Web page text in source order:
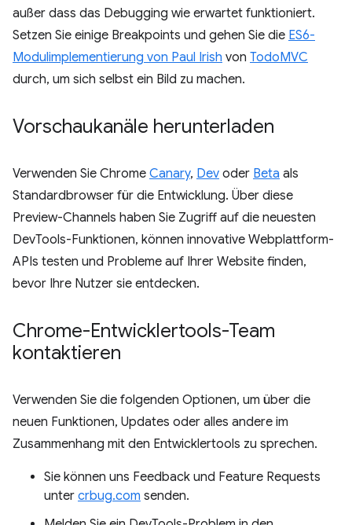
außer dass das Debugging wie erwartet funktioniert.
Setzen Sie einige Breakpoints und gehen Sie die ES6-
Modulimplementierung von Paul Irish von TodoMVC
durch, um sich selbst ein Bild zu machen.
Vorschaukanäle herunterladen
Verwenden Sie Chrome Canary, Dev oder Beta als
Standardbrowser für die Entwicklung. Über diese
Preview-Channels haben Sie Zugriff auf die neuesten
DevTools-Funktionen, können innovative Webplattform-
APIs testen und Probleme auf Ihrer Website finden,
bevor Ihre Nutzer sie entdecken.
Chrome-Entwicklertools-Team
kontaktieren
Verwenden Sie die folgenden Optionen, um über die
neuen Funktionen, Updates oder alles andere im
Zusammenhang mit den Entwicklertools zu sprechen.
Sie können uns Feedback und Feature Requests
unter crbug.com senden.